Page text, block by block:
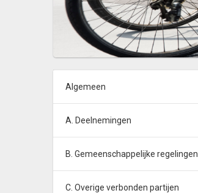
Algemeen
A. Deelnemingen
B. Gemeenschappelijke regelingen
C. Overige verbonden partijen